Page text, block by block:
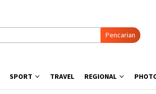
Pencarian
SPORT TRAVEL REGIONAL